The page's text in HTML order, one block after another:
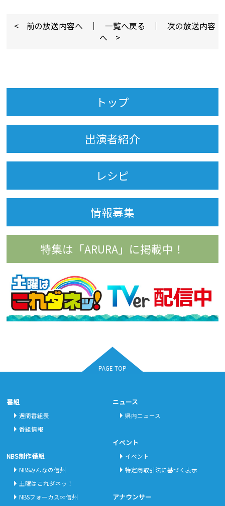
< 前の放送内容へ ｜ 一覧へ戻る ｜
次の放送内容
へ >
トップ
出演者紹介
レシピ
情報募集
特集は「ARURA」に掲載中！
PAGE TOP
番組
週間番組表
番組情報
NBS制作番組
NBSみんなの信州
土曜はこれダネッ！
NBSフォーカス∞信州
ニュース
県内ニュース
イベント
イベント
特定商取引法に基づく表示
アナウンサー